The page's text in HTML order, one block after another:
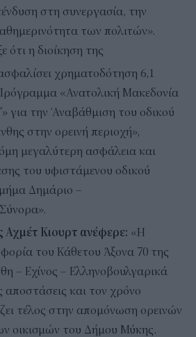
στη συνεργασία, την
των πολιτών».
ότι η διοίκηση της
χρηματοδότηση 6,1
«Ανατολική Μακεδονία
για την ‘Αναβάθμιση του οδικού
στην ορεινή περιοχή»,
μεγαλύτερη ασφάλεια και
του υφιστάμενου οδικού
Δημάριο –
Κιουρτ ανέφερε: «Η
του Κάθετου Άξονα 70 της
– Εχίνος – Ελληνοβουλγαρικά
αποστάσεις και τον χρόνο
τέλος στην απομόνωση ορεινών
οικισμών του Δήμου Μύκης.